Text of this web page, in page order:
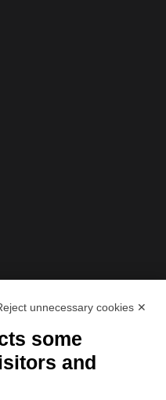
unnecessary cookies ✕
some
and